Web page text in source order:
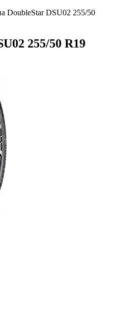
DoubleStar DSU02 255/50
255/50 R19